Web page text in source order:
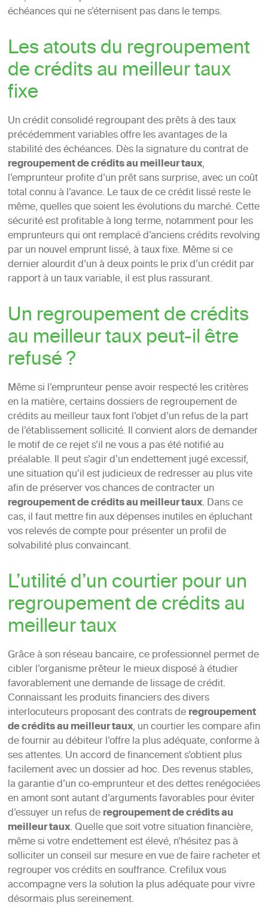
échéances qui ne s’éternisent pas dans le temps.
Les atouts du regroupement
de crédits au meilleur taux
fixe
Un crédit consolidé regroupant des prêts à des taux
précédemment variables offre les avantages de la
stabilité des échéances. Dès la signature du contrat de
regroupement de crédits au meilleur taux,
l’emprunteur profite d’un prêt sans surprise, avec un coût
total connu à l’avance. Le taux de ce crédit lissé reste le
même, quelles que soient les évolutions du marché. Cette
sécurité est profitable à long terme, notamment pour les
emprunteurs qui ont remplacé d’anciens crédits revolving
par un nouvel emprunt lissé, à taux fixe. Même si ce
dernier alourdit d’un à deux points le prix d’un crédit par
rapport à un taux variable, il est plus rassurant.
Un regroupement de crédits
au meilleur taux peut-il être
refusé ?
Même si l’emprunteur pense avoir respecté les critères
en la matière, certains dossiers de regroupement de
crédits au meilleur taux font l’objet d’un refus de la part
de l’établissement sollicité. Il convient alors de demander
le motif de ce rejet s’il ne vous a pas été notifié au
préalable. Il peut s’agir d’un endettement jugé excessif,
une situation qu’il est judicieux de redresser au plus vite
afin de préserver vos chances de contracter un
regroupement de crédits au meilleur taux. Dans ce
cas, il faut mettre fin aux dépenses inutiles en épluchant
vos relevés de compte pour présenter un profil de
solvabilité plus convaincant.
L’utilité d’un courtier pour un
regroupement de crédits au
meilleur taux
Grâce à son réseau bancaire, ce professionnel permet de
cibler l’organisme prêteur le mieux disposé à étudier
favorablement une demande de lissage de crédit.
Connaissant les produits financiers des divers
interlocuteurs proposant des contrats deregroupement
de crédits au meilleur taux, un courtier les compare afin
de fournir au débiteur l’offre la plus adéquate, conforme à
ses attentes. Un accord de financement s’obtient plus
facilement avec un dossier ad hoc. Des revenus stables,
la garantie d’un co-emprunteur et des dettes renégociées
en amont sont autant d’arguments favorables pour éviter
d’essuyer un refus deregroupement de crédits au
meilleur taux. Quelle que soit votre situation financière,
même si votre endettement est élevé, n’hésitez pas à
solliciter un conseil sur mesure en vue de faire racheter et
regrouper vos crédits en souffrance. Crefilux vous
accompagne vers la solution la plus adéquate pour vivre
désormais plus sereinement.